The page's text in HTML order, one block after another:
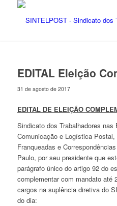
EDITAL Eleição
31 de agosto de 2017
EDITAL DE ELEIÇÃO
Sindicato dos Trabalhadores
Comunicação e Logística
Franqueadas e
Paulo, por seu presidente que
parágrafo único do artigo 92 do
complementar com mandato até
cargos na suplência diretiva do
do dia: